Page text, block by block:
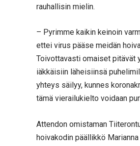
rauhallisin mielin.
– Pyrimme kaikin keinoin
ettei virus pääse meidän
Toivottavasti omaiset pitävät
iäkkäisiin läheisiinsä
yhteys säilyy, kunnes
tämä vierailukielto voidaan
Attendon omistaman
hoivakodin päällikkö